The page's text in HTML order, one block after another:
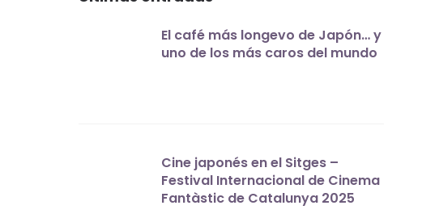
El café más longevo de Japón… y
uno de los más caros del mundo
Cine japonés en el Sitges –
Festival Internacional de Cinema
Fantàstic de Catalunya 2025